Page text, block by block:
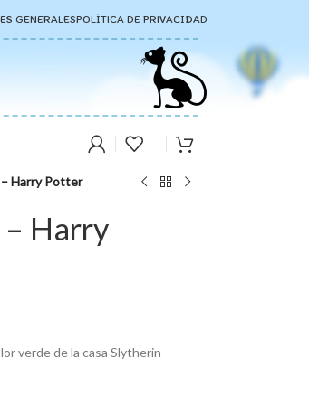
GENERALESPOLÍTICA DE PRIVACIDAD
Harry Potter
– Harry
verde de la casa Slytherin